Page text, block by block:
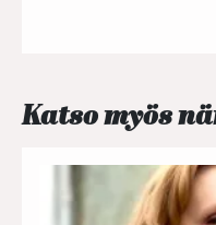
Katso myös